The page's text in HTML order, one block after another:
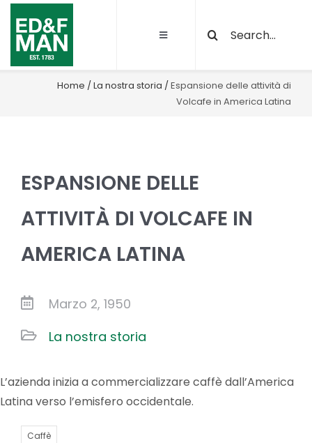
Salta
contenuto
Toggle
Chi siamo
Qualità e certificazioni
Progetti
News
Cerca
per:
Home /La nostra storia /Espansione delle attività di
Volcafe in America Latina
ESPANSIONE DELLE
ATTIVITÀ DI VOLCAFE IN
AMERICA LATINA
Marzo 2, 1950
La nostra storia
L’azienda inizia a commercializzare caffè dall’America
Latina verso l’emisfero occidentale.
Caffè